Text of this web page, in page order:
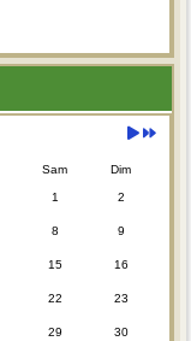
Sam Dim
1 2
8 9
15 16
22 23
29 30